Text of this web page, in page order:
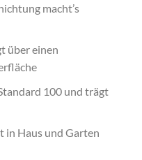
macht’s
über einen
100 und trägt
in Haus und Garten